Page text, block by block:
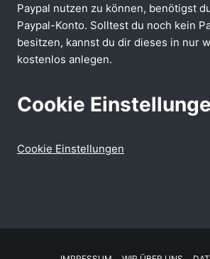
Paypal nutzen zu können, benötigst
Paypal-Konto. Solltest du noch kein
besitzen, kannst du dir dieses in nur
kostenlos anlegen.
Cookie
Cookie Einstellungen